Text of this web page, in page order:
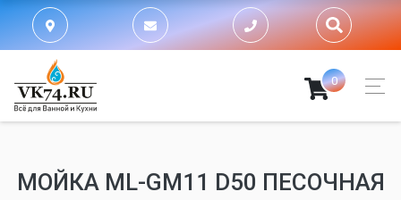
0
МОЙКA ML-GM11 D50 ПЕСОЧНАЯ